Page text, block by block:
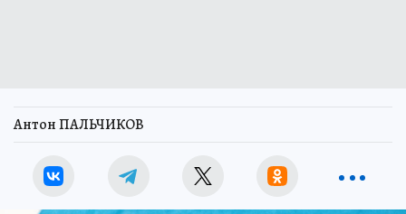
Антон ПАЛЬЧИКОВ